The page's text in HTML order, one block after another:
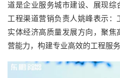
道是企业服务城市建设、展现
工程渠道营销负责人姚峰表示
实体经济高质量发展方向，聚
营能力，构建专业高效的工程服务